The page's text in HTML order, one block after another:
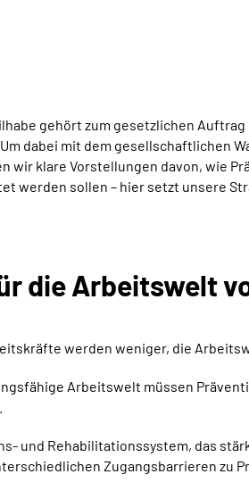
gehört zum gesetzlichen Auftrag
dabei mit dem gesellschaftlichen
wir klare Vorstellungen davon, wie
werden sollen – hier setzt unsere
die Arbeitswelt
werden weniger, die
Arbeitswelt müssen
und Rehabilitationssystem, das
Zugangsbarrieren zu